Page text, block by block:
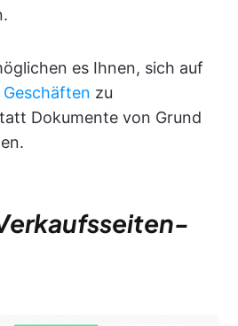
es Ihnen, sich auf
zu
Dokumente von Grund